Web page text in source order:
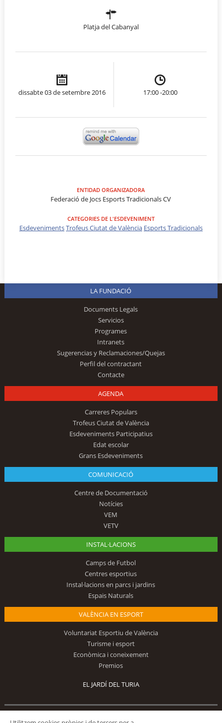
Platja del Cabanyal
dissabte 03 de setembre 2016 17:00 -20:00
ENTIDAD ORGANIZADORA
Federació de Jocs Esports Tradicionals CV
CATEGORIES DE L'ESDEVENIMENT
EsdevenimentsTrofeus Ciutat de València Esports Tradicionals
LA FUNDACIÓ
Documents Legals
Servicios
Programes
Intranets
Sugerencias y Reclamaciones/Quejas
Perfil del contractant
Contacte
AGENDA
Carreres Populars
Trofeus Ciutat de València
Esdeveniments Participatius
Edat escolar
Grans Esdeveniments
COMUNICACIÓ
Centre de Documentació
Notícies
VEM
VETV
INSTAL·LACIONS
Camps de Futbol
Centres esportius
Instal·lacions en parcs i jardins
Espais Naturals
VALÈNCIA EN ESPORT
Voluntariat Esportiu de València
Turisme i esport
Econòmica i coneixement
Premios
EL JARDÍ DEL TURIA